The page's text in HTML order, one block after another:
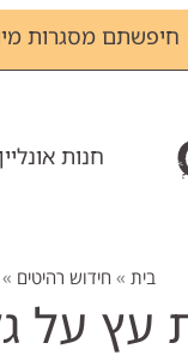
חיפשתם מסגרות
חנות אונליין
בית » חידוש רהיטים »
עץ על